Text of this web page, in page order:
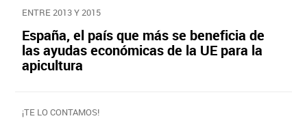
ENTRE 2013 Y 2015
España, el país que más se beneficia de
las ayudas económicas de la UE para la
apicultura
¡TE LO CONTAMOS!